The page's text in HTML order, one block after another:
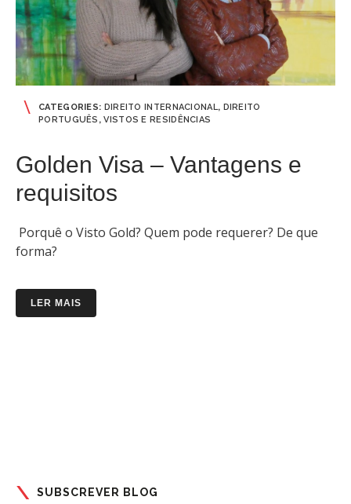
CATEGORIES: DIREITO INTERNACIONAL, DIREITO
PORTUGUÊS ,VISTOS E RESIDÊNCIAS
Golden Visa – Vantagens e
requisitos
Porquê o Visto Gold? Quem pode requerer? De que
forma?
LER MAIS
SUBSCREVER BLOG